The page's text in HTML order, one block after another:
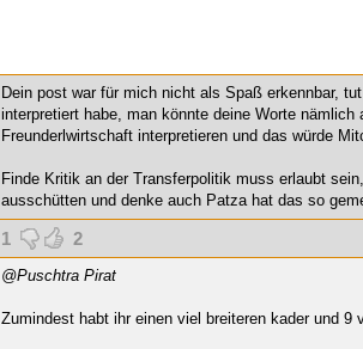
Dein post war für mich nicht als Spaß erkennbar,
interpretiert habe, man könnte deine Worte nämlich
Freunderlwirtschaft interpretieren und das würde
Finde Kritik an der Transferpolitik muss erlaubt
ausschütten und denke auch Patza hat das so
1 2
@Puschtra Pirat
Zumindest habt ihr einen viel breiteren kader und 9